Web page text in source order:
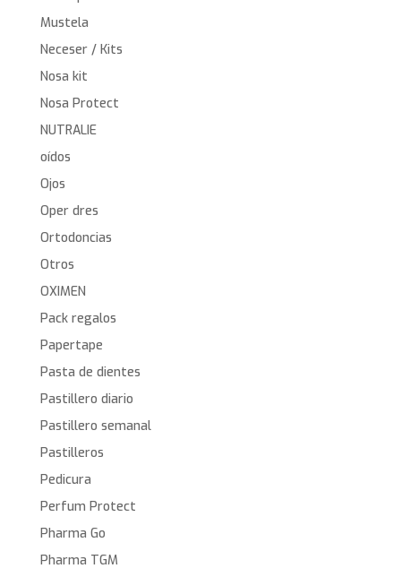
Mustela
Neceser / Kits
Nosa kit
Nosa Protect
NUTRALIE
oídos
Ojos
Oper dres
Ortodoncias
Otros
OXIMEN
Pack regalos
Papertape
Pasta de dientes
Pastillero diario
Pastillero semanal
Pastilleros
Pedicura
Perfum Protect
Pharma Go
Pharma TGM